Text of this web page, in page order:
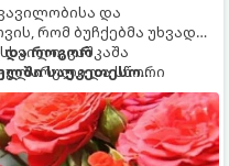
და
რომ ბუჩქებმა უხვად,
კაშკაშა
და სწორი
პერიოდში მცენარის
მნიშვნელოვანია
ამ დროს.
და როგორ
საუკეთესო